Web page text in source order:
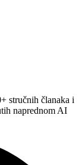
stručnih članaka i
naprednom AI